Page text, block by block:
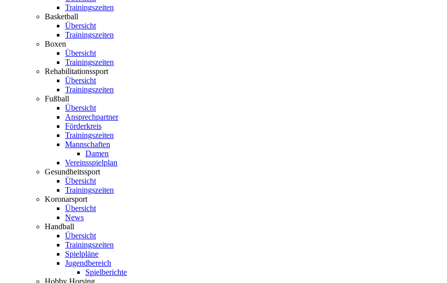
Trainingszeiten
Basketball
Übersicht
Trainingszeiten
Boxen
Übersicht
Trainingszeiten
Rehabilitationssport
Übersicht
Trainingszeiten
Fußball
Übersicht
Ansprechpartner
Förderkreis
Trainingszeiten
Mannschaften
Damen
Vereinsspielplan
Gesundheitssport
Übersicht
Trainingszeiten
Koronarsport
Übersicht
News
Handball
Übersicht
Trainingszeiten
Spielpläne
Jugendbereich
Spielberichte
Hobby Horsing